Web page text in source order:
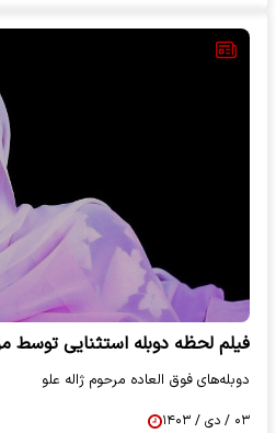
فیلم لحظه دوبله استثنایی توسط
دوبله‌های فوق العاده‌ مرحوم ژاله علو
۰۳ / دی / ۱۴۰۳